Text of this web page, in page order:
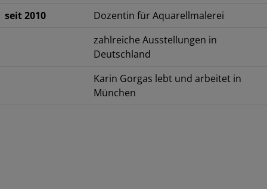
seit 2010
Dozentin für Aquarellmalerei
zahlreiche Ausstellungen in
Deutschland
Karin Gorgas lebt und arbeitet in
München